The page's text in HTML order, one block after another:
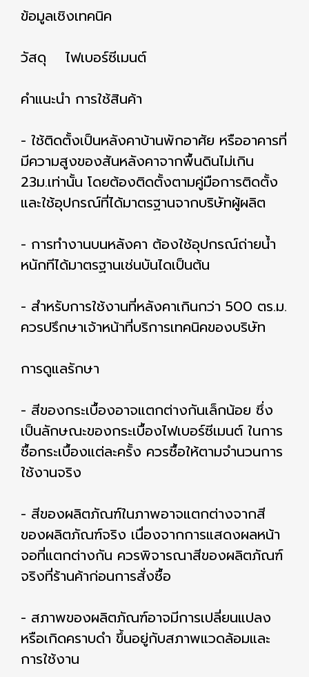
ข้อมูลเชิงเทคนิค
วัสดุ ไฟเบอร์ซีเมนต์
คำแนะนำ การใช้สินค้า
- ใช้ติดตั้งเป็นหลังคาบ้านพักอาศัย หรืออาคารที่
มีความสูงของสันหลังคาจากพื้นดินไม่เกิน
23ม.เท่านั้น โดยต้องติดตั้งตามคู่มือการติดตั้ง
และใช้อุปกรณ์ที่ได้มาตรฐานจากบริษัทผู้ผลิต
- การทำงานบนหลังคา ต้องใช้อุปกรณ์ถ่ายน้ำ
หนักทีได้มาตรฐานเช่นบันไดเป็นต้น
- สำหรับการใช้งานที่หลังคาเกินกว่า 500 ตร.ม.
ควรปรึกษาเจ้าหน้าที่บริการเทคนิคของบริษัท
การดูแลรักษา
- สีของกระเบื้องอาจแตกต่างกันเล็กน้อย ซึ่ง
เป็นลักษณะของกระเบื้องไฟเบอร์ซีเมนต์ ในการ
ซื้อกระเบื้องแต่ละครั้ง ควรซื้อให้ตามจำนวนการ
ใช้งานจริง
- สีของผลิตภัณฑ์ในภาพอาจแตกต่างจากสี
ของผลิตภัณฑ์จริง เนื่องจากการแสดงผลหน้า
จอที่แตกต่างกัน ควรพิจารณาสีของผลิตภัณฑ์
จริงที่ร้านค้าก่อนการสั่งซื้อ
- สภาพของผลิตภัณฑ์อาจมีการเปลี่ยนแปลง
หรือเกิดคราบดำ ขึ้นอยู่กับสภาพแวดล้อมและ
การใช้งาน